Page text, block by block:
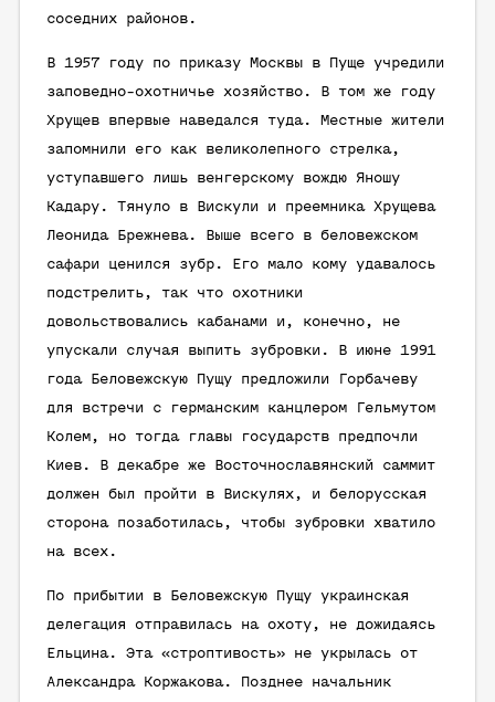
соседних районов.
В 1957 году по приказу Москвы в Пуще учредили
заповедно-охотничье хозяйство. В том же году
Хрущев впервые наведался туда. Местные жители
запомнили его как великолепного стрелка,
уступавшего лишь венгерскому вождю Яношу
Кадару. Тянуло в Вискули и преемника Хрущева
Леонида Брежнева. Выше всего в беловежском
сафари ценился зубр. Его мало кому удавалось
подстрелить, так что охотники
довольствовались кабанами и, конечно, не
упускали случая выпить зубровки. В июне 1991
года Беловежскую Пущу предложили Горбачеву
для встречи с германским канцлером Гельмутом
Колем, но тогда главы государств предпочли
Киев. В декабре же Восточнославянский саммит
должен был пройти в Вискулях, и белорусская
сторона позаботилась, чтобы зубровки хватило
на всех.
По прибытии в Беловежскую Пущу украинская
делегация отправилась на охоту, не дожидаясь
Ельцина. Эта «строптивость» не укрылась от
Александра Коржакова. Позднее начальник